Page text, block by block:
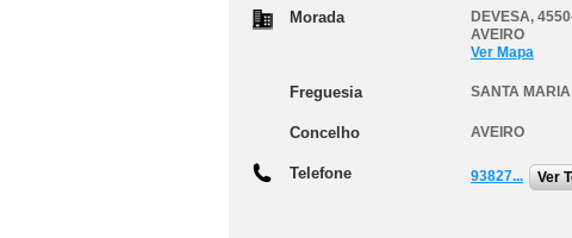
Morada DEVESA,
AVEIRO
Ver Mapa
Freguesia SANTA
Concelho AVEIRO
Telefone 93827... Ver